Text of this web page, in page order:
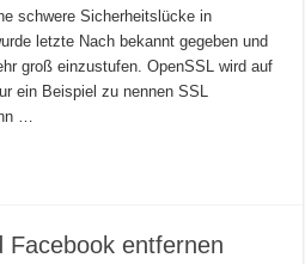
schwere Sicherheitslücke in
letzte Nach bekannt gegeben und
groß einzustufen. OpenSSL wird auf
ein Beispiel zu nennen SSL
…
Facebook entfernen